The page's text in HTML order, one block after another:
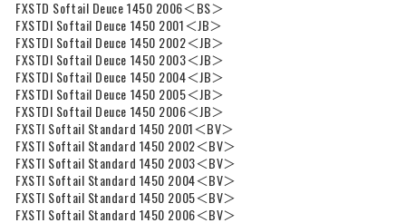
FXSTD Softail Deuce 1450 2006＜BS＞
FXSTDI Softail Deuce 1450 2001＜JB＞
FXSTDI Softail Deuce 1450 2002＜JB＞
FXSTDI Softail Deuce 1450 2003＜JB＞
FXSTDI Softail Deuce 1450 2004＜JB＞
FXSTDI Softail Deuce 1450 2005＜JB＞
FXSTDI Softail Deuce 1450 2006＜JB＞
FXSTI Softail Standard 1450 2001＜BV＞
FXSTI Softail Standard 1450 2002＜BV＞
FXSTI Softail Standard 1450 2003＜BV＞
FXSTI Softail Standard 1450 2004＜BV＞
FXSTI Softail Standard 1450 2005＜BV＞
FXSTI Softail Standard 1450 2006＜BV＞